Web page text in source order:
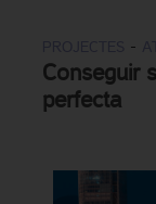
-
Conseguir
perfecta